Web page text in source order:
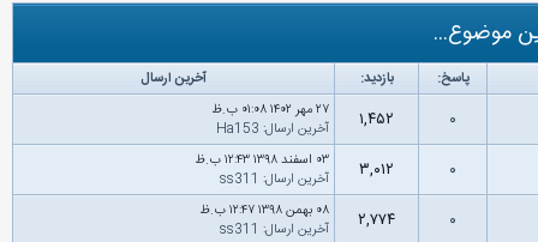
موضوع...
پاسخ: بازدید: آخرین ارسال
۰ ۱,۴۵۲
۲۷ مهر ۱۴۰۲ ۰۱:۰۸ ب.ظ
آخرین ارسال:
Ha153
۰ ۳,۰۱۲
۰۳ اسفند ۱۳۹۸ ۱۲:۴۳ ب.ظ
آخرین ارسال:
ss311
۰ ۲,۷۷۴
۰۸ بهمن ۱۳۹۸ ۱۲:۴۷ ب.ظ
آخرین ارسال:
ss311